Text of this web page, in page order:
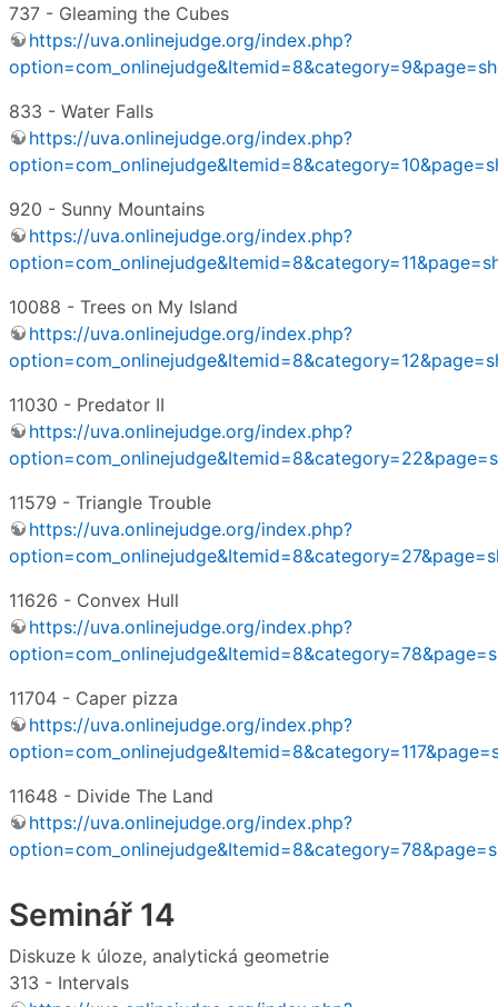
737 - Gleaming the Cubes
https://uva.onlinejudge.org/index.php?
833 - Water Falls
https://uva.onlinejudge.org/index.php?
920 - Sunny Mountains
https://uva.onlinejudge.org/index.php?
10088 - Trees on My Island
https://uva.onlinejudge.org/index.php?
11030 - Predator II
https://uva.onlinejudge.org/index.php?
11579 - Triangle Trouble
https://uva.onlinejudge.org/index.php?
11626 - Convex Hull
https://uva.onlinejudge.org/index.php?
11704 - Caper pizza
https://uva.onlinejudge.org/index.php?
11648 - Divide The Land
https://uva.onlinejudge.org/index.php?
Seminář 14
Diskuze k úloze, analytická geometrie
313 - Intervals